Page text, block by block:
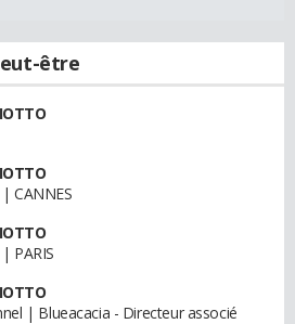
être
CANNES
PARIS
| Blueacacia - Directeur associé